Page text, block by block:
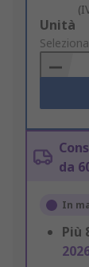
Add
to
Basket
Unità
da
In
Più